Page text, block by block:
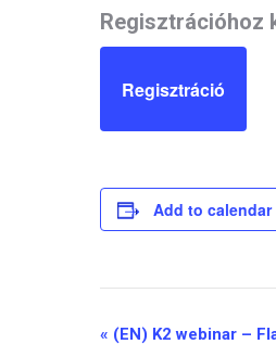
Regisztrációhoz
Regisztráció
Add to calendar
Event
« (EN) K2 webinar –